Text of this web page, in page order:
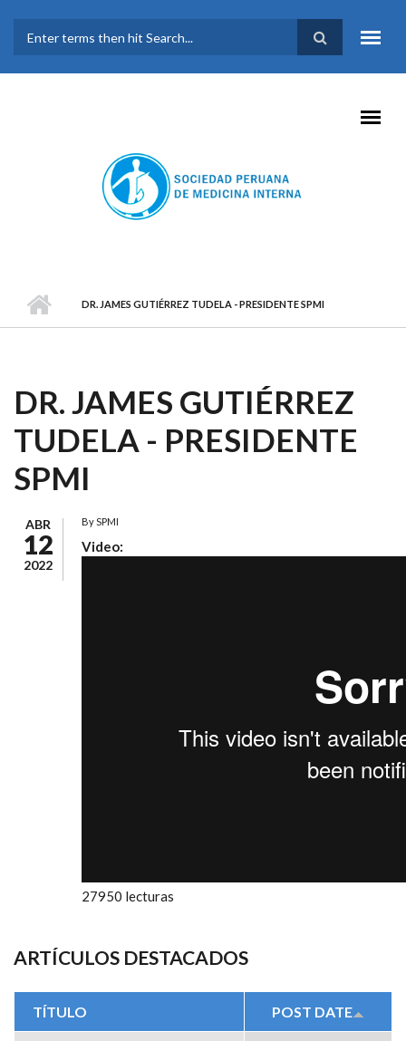
FORMULARIO DE
BÚSQUEDA
DR. JAMES GUTIÉRREZ TUDELA - PRESIDENTE SPMI
DR. JAMES GUTIÉRREZ
TUDELA - PRESIDENTE
SPMI
ABR
12
2022
BySPMI
Video:
27950 lecturas
ARTÍCULOS DESTACADOS
TÍTULO POST DATE